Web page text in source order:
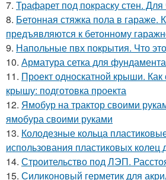
7. Трафарет под покраску стен.
8. Бетонная стяжка пола в гараже.
предъявляются к бетонному
9. Напольные пвх покрытия. Что
10. Арматура сетка для
11. Проект односкатной крыши. Как
крышу: подготовка проекта
12. Ямобур на трактор своими
ямобура своими руками
13. Колодезные кольца
использования пластиковых колец
14. Строительство под ЛЭП.
15. Силиконовый герметик для